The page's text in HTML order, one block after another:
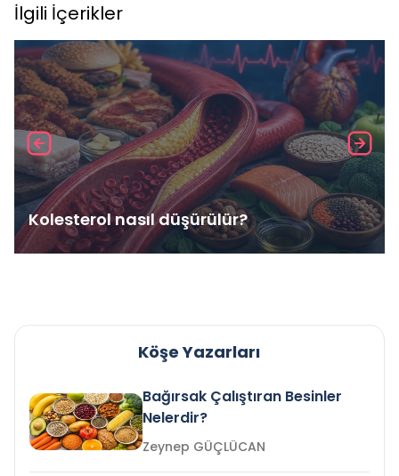
İlgili İçerikler
Kolesterol nasıl düşürülür?
Köşe Yazarları
Bağırsak Çalıştıran Besinler
Nelerdir?
Zeynep GÜÇLÜCAN